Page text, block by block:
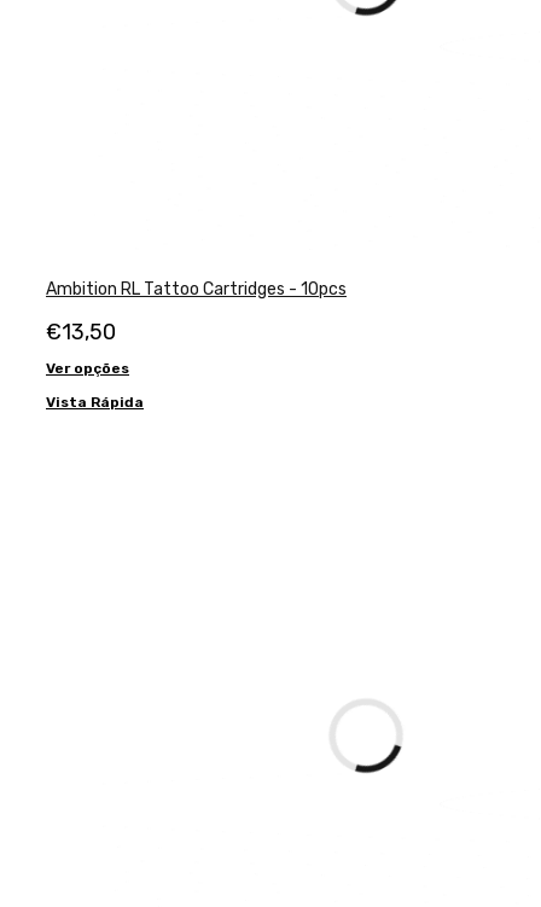
Ambition RL Tattoo Cartridges - 10pcs
€13,50
Ver opções
Vista Rápida